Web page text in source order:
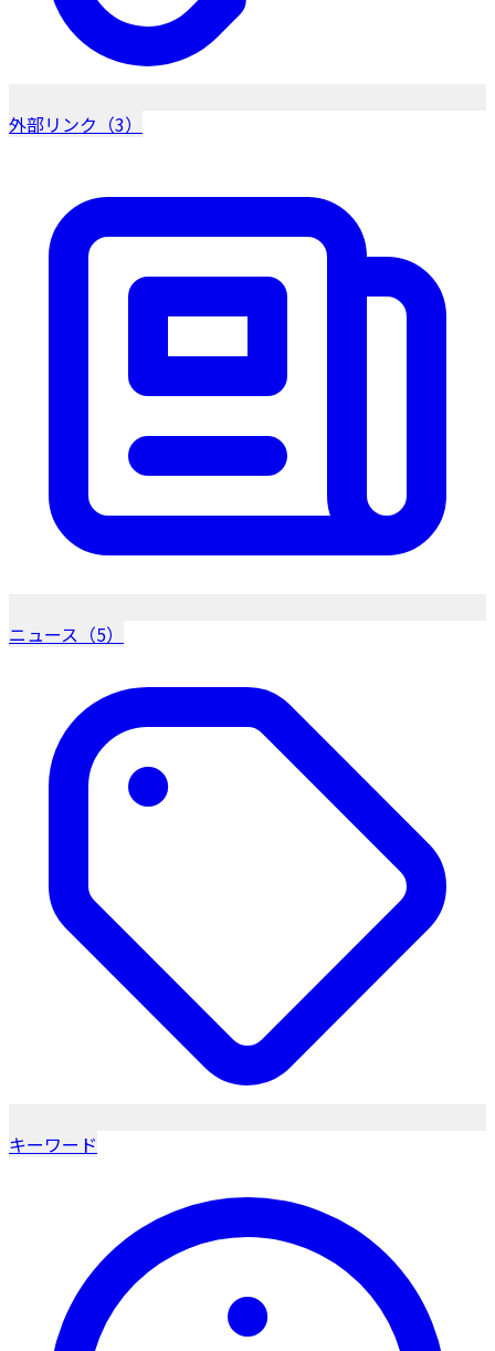
外部リンク（3）
ニュース（5）
キーワード